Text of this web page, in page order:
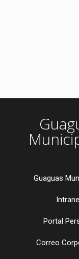
Guaguas
Portal
Correo